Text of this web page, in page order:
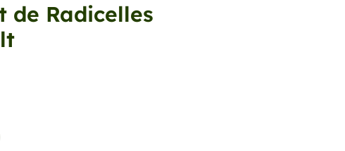
de Radicelles